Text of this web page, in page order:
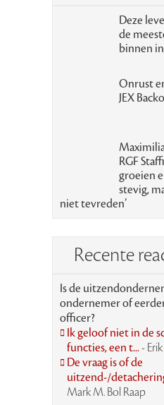
Deze
de
binnen
Onrust
JEX
RGF
groeien
stevig,
niet tevreden’
Recente
Is de
ondernemer of
officer?
Ik geloof niet in de
functies, een t...-
De vraag is of de
uitzend-/
Mark M. Bol Raap